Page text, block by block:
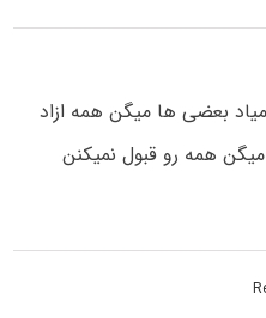
بعضی ها میگن همه ازاد
همه رو قبول نمیکنن